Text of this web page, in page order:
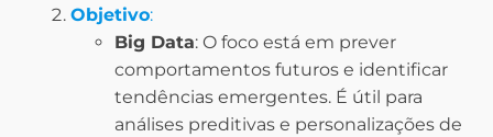
Objetivo:
Big Data: O foco está em prever
comportamentos futuros e identificar
tendências emergentes. É útil para
análises preditivas e personalizações de